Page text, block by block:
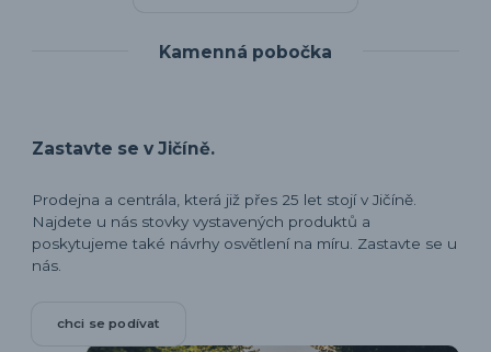
Kamenná pobočka
Zastavte se v Jičíně.
Prodejna a centrála, která již přes 25 let stojí v Jičíně.
Najdete u nás stovky vystavených produktů a
poskytujeme také návrhy osvětlení na míru. Zastavte se u
nás.
chci se podívat